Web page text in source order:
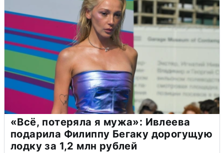
«Всё, потеряла я мужа»: Ивлеева
подарила Филиппу Бегаку дорогущую
лодку за 1,2 млн рублей